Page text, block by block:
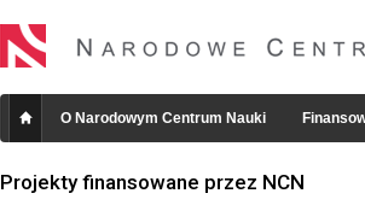
O Narodowym Centrum Nauki
Projekty finansowane przez NCN